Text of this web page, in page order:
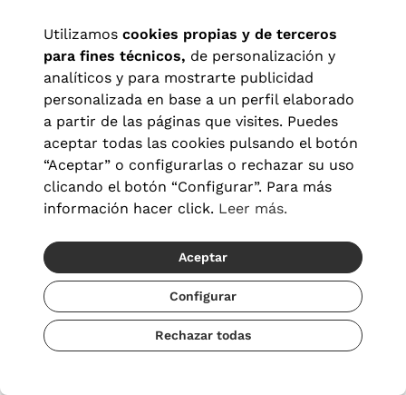
Valladolid
Cómo llegar
Pedir cita
Audiología en Vigo
VisionLab! Vigo
Rúa de Urzaiz, 44, Santiago de
Vigo, 36201 Vigo, Pontevedra
Utilizamos cookies propias y de terceros
para fines técnicos, de personalización y
analíticos y para mostrarte publicidad
personalizada en base a un perfil elaborado
a partir de las páginas que visites. Puedes
aceptar todas las cookies pulsando el botón
“Aceptar” o configurarlas o rechazar su uso
clicando el botón “Configurar”. Para más
información hacer click. Leer más.
Aceptar
Configurar
Rechazar todas